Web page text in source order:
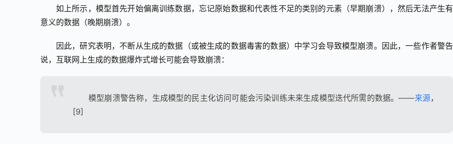
如上所示，模型首先开始偏离训练数据，忘记原始数据和代表性不足的类别的元素（早期崩溃），然后无法产生有
意义的数据（晚期崩溃）。
因此，研究表明，不断从生成的数据（或被生成的数据毒害的数据）中学习会导致模型崩溃。因此，一些作者警告
说，互联网上生成的数据爆炸式增长可能会导致崩溃：
模型崩溃警告称，生成模型的民主化访问可能会污染训练未来生成模型迭代所需的数据。——来源，
[9]